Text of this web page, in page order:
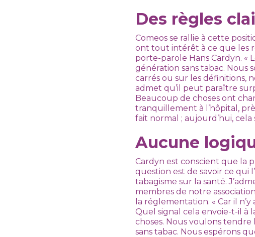
Des règles
Comeos se rallie à cette
ont tout intérêt à ce que les
porte-parole Hans Cardyn.
génération sans tabac. Nous
carrés ou sur les définitions,
admet qu’il peut paraître
Beaucoup de choses ont
tranquillement à l’hôpital,
fait normal ; aujourd’hui,
Aucune
Cardyn est conscient que la
question est de savoir ce qui
tabagisme sur la santé.
membres de notre
la réglementation. « Car il
Quel signal cela envoie-t-il à
choses. Nous voulons
sans tabac. Nous espérons